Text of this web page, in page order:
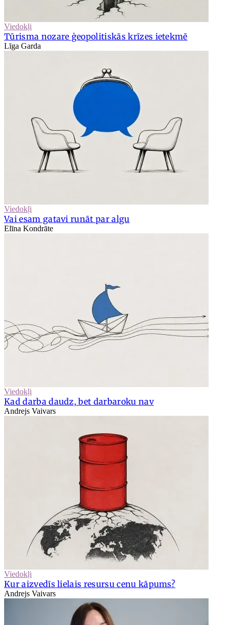
Viedokļi
Tūrisma nozare ģeopolitiskās krīzes ietekmē
Līga Garda
Viedokļi
Vai esam gatavi runāt par algu
Elīna Kondrāte
Viedokļi
Kad darba daudz, bet darbaroku nav
Andrejs Vaivars
Viedokļi
Kur aizvedīs lielais resursu cenu kāpums?
Andrejs Vaivars